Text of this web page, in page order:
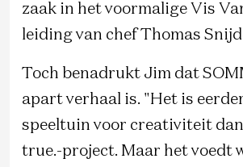
zaak in het voormalige Vis
leiding van chef Thomas
Toch benadrukt Jim dat
apart verhaal is. "Het is
speeltuin voor creativiteit
true.-project. Maar het voedt